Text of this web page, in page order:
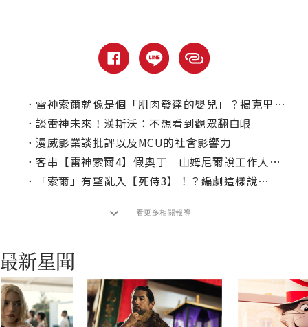
． 雷神索爾就像是個「肌肉發達的嬰兒」？揭克里斯漢斯沃幕後秘辛！
． 談雷神未來！漢斯沃：不想看到觀眾翻白眼
． 漫威影業談批評以及MCU的社會影響力
． 客串【雷神索爾4】假奧丁 山姆尼爾說工作人員都笑他改吃素
．
「索爾」有望亂入【死侍3】！？編劇這樣說…
看更多相關報導